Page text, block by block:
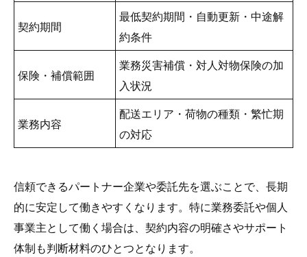
契約期間
最低契約期間・自動更新・中途解
約条件
保険・補償範囲
業務災害補償・対人対物保険の加
入状況
業務内容
配送エリア・荷物の種類・繁忙期
の対応
信頼できるパートナー企業や委託先を選ぶことで、長期
的に安定して働きやすくなります。特に業務委託や個人
事業主として働く場合は、契約内容の明確さやサポート
体制も判断材料のひとつとなります。